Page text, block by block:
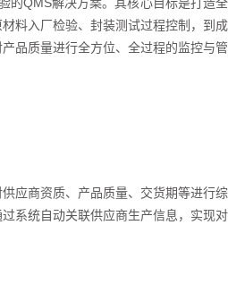
料入厂检验、封装测试过程控制，到成
品质量进行全方位、全过程的监控与管
应商资质、产品质量、交货期等进行综
系统自动关联供应商生产信息，实现对